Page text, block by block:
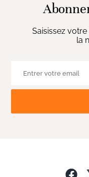
Saisissez
la